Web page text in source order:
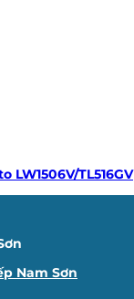
LW1506V/TL516GV
Nam Sơn